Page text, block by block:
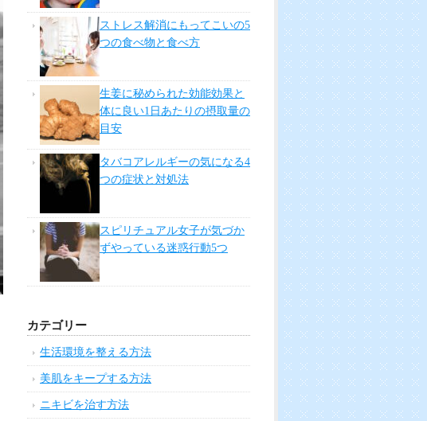
ストレス解消にもってこいの5
つの食べ物と食べ方
生姜に秘められた効能効果と
体に良い1日あたりの摂取量の
目安
タバコアレルギーの気になる4
つの症状と対処法
スピリチュアル女子が気づか
ずやっている迷惑行動5つ
カテゴリー
生活環境を整える方法
美肌をキープする方法
ニキビを治す方法